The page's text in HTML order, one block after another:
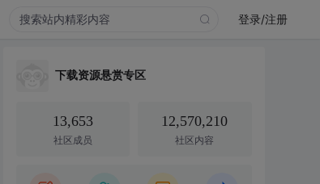
登录/注册
下载资源悬赏专区
13,653
社区成员
12,570,210
社区内容